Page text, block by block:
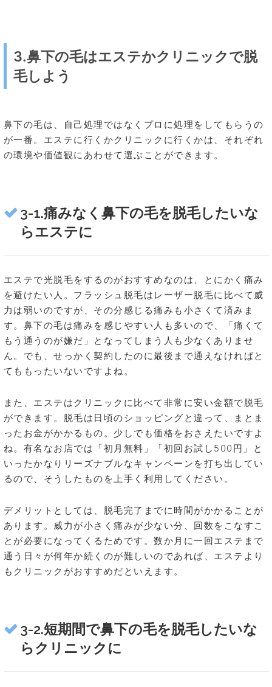
3.鼻下の毛はエステかクリニックで脱
毛しよう
鼻下の毛は、自己処理ではなくプロに処理をしてもらうの
が一番。エステに行くかクリニックに行くかは、それぞれ
の環境や価値観にあわせて選ぶことができます。
3-1.痛みなく鼻下の毛を脱毛したいな
らエステに
エステで光脱毛をするのがおすすめなのは、とにかく痛み
を避けたい人。フラッシュ脱毛はレーザー脱毛に比べて威
力は弱いのですが、その分感じる痛みも小さくて済みま
す。鼻下の毛は痛みを感じやすい人も多いので、「痛くて
もう通うのが嫌だ」となってしまう人も少なくありませ
ん。でも、せっかく契約したのに最後まで通えなければと
てももったいないですよね。
また、エステはクリニックに比べて非常に安い金額で脱毛
ができます。脱毛は日頃のショッピングと違って、まとま
ったお金がかかるもの。少しでも価格をおさえたいですよ
ね。有名なお店では「初月無料」「初回お試し500円」と
いったかなりリーズナブルなキャンペーンを打ち出してい
るので、そうしたものを上手く利用してください。
デメリットとしては、脱毛完了までに時間がかかることが
あります。威力が小さく痛みが少ない分、回数をこなすこ
とが必要になってくるためです。数か月に一回エステまで
通う日々が何年か続くのが難しいのであれば、エステより
もクリニックがおすすめだといえます。
3-2.短期間で鼻下の毛を脱毛したいな
らクリニックに